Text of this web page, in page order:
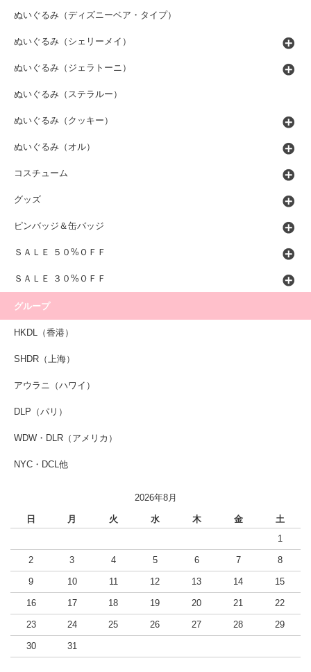
ぬいぐるみ（ディズニーベア・タイプ）
ぬいぐるみ（シェリーメイ）
ぬいぐるみ（ジェラトーニ）
ぬいぐるみ（ステラルー）
ぬいぐるみ（クッキー）
ぬいぐるみ（オル）
コスチューム
グッズ
ピンバッジ＆缶バッジ
ＳＡＬＥ ５０%ＯＦＦ
ＳＡＬＥ ３０%ＯＦＦ
グループ
HKDL（香港）
SHDR（上海）
アウラニ（ハワイ）
DLP（パリ）
WDW・DLR（アメリカ）
NYC・DCL他
2026年8月
日 月 火 水 木 金
土
1
2 3 4 5 6 7 8
9 10 11 12 13 14 15
16 17 18 19 20 21 22
23 24 25 26 27 28 29
30 31